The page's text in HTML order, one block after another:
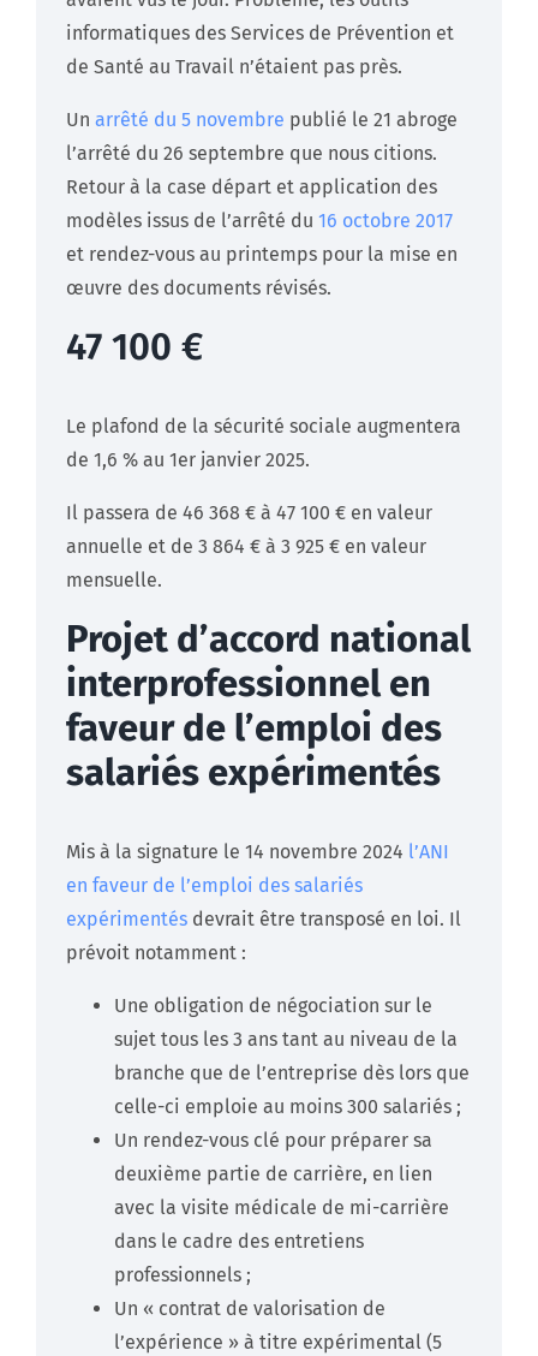
informatiques des Services de Prévention et
de Santé au Travail n’étaient pas près.
Un arrêté du 5 novembre publié le 21 abroge
l’arrêté du 26 septembre que nous citions.
Retour à la case départ et application des
modèles issus de l’arrêté du 16 octobre 2017
et rendez-vous au printemps pour la mise en
œuvre des documents révisés.
47 100 €
Le plafond de la sécurité sociale augmentera
de 1,6 % au 1er janvier 2025.
Il passera de 46 368 € à 47 100 € en valeur
annuelle et de 3 864 € à 3 925 € en valeur
mensuelle.
Projet d’accord national
interprofessionnel en
faveur de l’emploi des
salariés expérimentés
Mis à la signature le 14 novembre 2024 l’ANI
en faveur de l’emploi des salariés
expérimentés devrait être transposé en loi. Il
prévoit notamment :
Une obligation de négociation sur le
sujet tous les 3 ans tant au niveau de la
branche que de l’entreprise dès lors que
celle-ci emploie au moins 300 salariés ;
Un rendez-vous clé pour préparer sa
deuxième partie de carrière, en lien
avec la visite médicale de mi-carrière
dans le cadre des entretiens
professionnels ;
Un « contrat de valorisation de
l’expérience » à titre expérimental (5